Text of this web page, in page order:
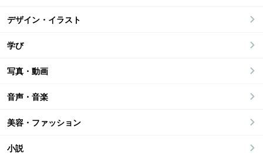
デザイン・イラスト
学び
写真・動画
音声・音楽
美容・ファッション
小説